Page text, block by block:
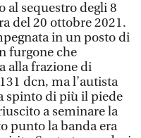
al sequestro degli 8
del 20 ottobre 2021.
in un posto di
furgone che
alla frazione di
dcn, ma l’autista
spinto di più il piede
a seminare la
punto la banda era